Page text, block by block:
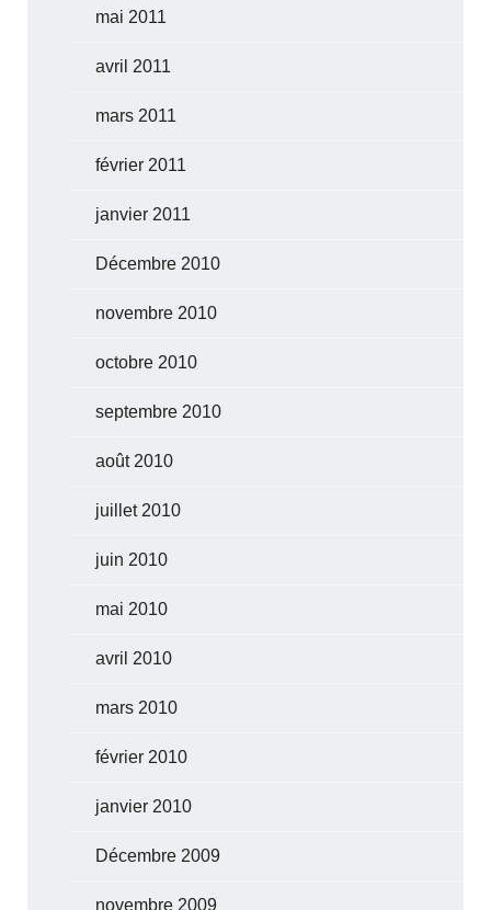
mai 2011
avril 2011
mars 2011
février 2011
janvier 2011
Décembre 2010
novembre 2010
octobre 2010
septembre 2010
août 2010
juillet 2010
juin 2010
mai 2010
avril 2010
mars 2010
février 2010
janvier 2010
Décembre 2009
novembre 2009